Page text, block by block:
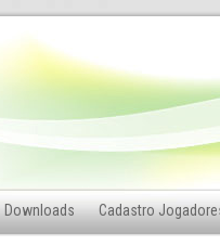
Downloads Cadastro